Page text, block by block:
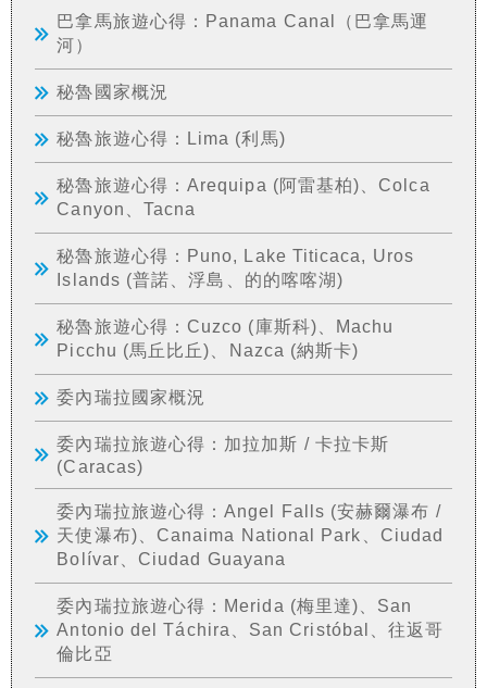
巴拿馬旅遊心得：Panama Canal（巴拿馬運
河）
秘魯國家概況
秘魯旅遊心得：Lima (利馬)
秘魯旅遊心得：Arequipa (阿雷基柏)、Colca
Canyon、Tacna
秘魯旅遊心得：Puno, Lake Titicaca, Uros
Islands (普諾、浮島、的的喀喀湖)
秘魯旅遊心得：Cuzco (庫斯科)、Machu
Picchu (馬丘比丘)、Nazca (納斯卡)
委內瑞拉國家概況
委內瑞拉旅遊心得：加拉加斯 / 卡拉卡斯
(Caracas)
委內瑞拉旅遊心得：Angel Falls (安赫爾瀑布 /
天使瀑布)、Canaima National Park、Ciudad
Bolívar、Ciudad Guayana
委內瑞拉旅遊心得：Merida (梅里達)、San
Antonio del Táchira、San Cristóbal、往返哥
倫比亞